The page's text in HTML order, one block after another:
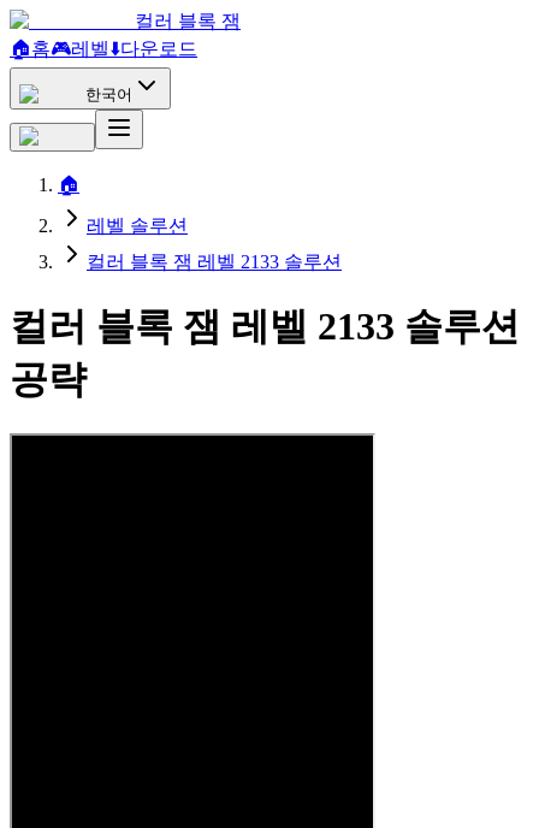
컬러 블록 잼
🏠홈🎮레벨⬇️다운로드
한국어
🏠
레벨 솔루션
컬러 블록 잼 레벨 2133 솔루션
컬러 블록 잼 레벨 2133 솔루션
공략